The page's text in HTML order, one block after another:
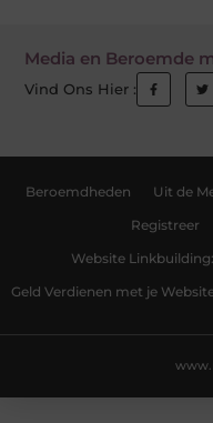
Media en Beroemde
Vind Ons Hier :
Beroemdheden Uit de
Registreer
Website
Geld Verdienen met je